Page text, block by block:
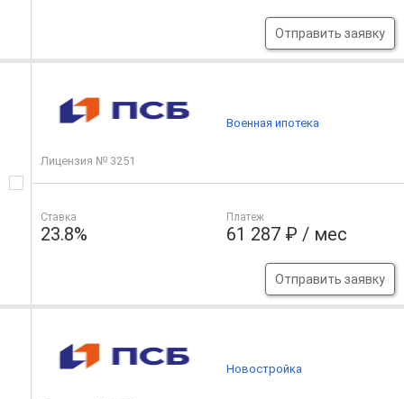
Отправить заявку
Лицензия № 3251
Ставка
23.8%
Платеж
61 287 ₽ / мес
Отправить заявку
Военная ипотека
Новостройка